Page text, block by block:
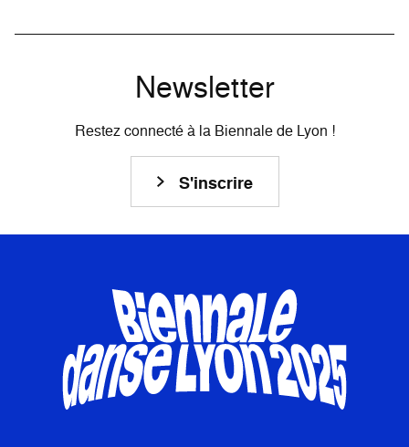
Newsletter
Restez connecté à la Biennale de Lyon !
S'inscrire